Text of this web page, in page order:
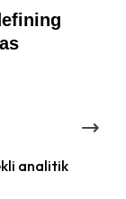
analitik